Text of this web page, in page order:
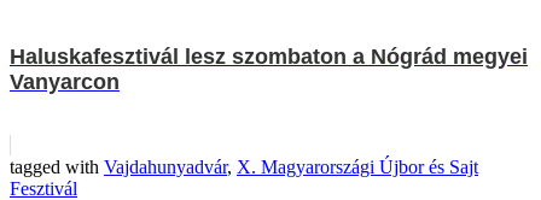
Haluskafesztivál lesz szombaton a Nógrád megyei
Vanyarcon
tagged with Vajdahunyadvár, X. Magyarországi Újbor és Sajt
Fesztivál